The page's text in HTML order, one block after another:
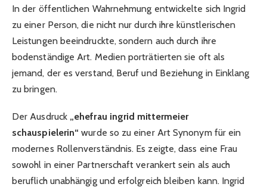
In der öffentlichen Wahrnehmung entwickelte sich Ingrid
zu einer Person, die nicht nur durch ihre künstlerischen
Leistungen beeindruckte, sondern auch durch ihre
bodenständige Art. Medien porträtierten sie oft als
jemand, der es verstand, Beruf und Beziehung in Einklang
zu bringen.
Der Ausdruck „ehefrau ingrid mittermeier
schauspielerin“ wurde so zu einer Art Synonym für ein
modernes Rollenverständnis. Es zeigte, dass eine Frau
sowohl in einer Partnerschaft verankert sein als auch
beruflich unabhängig und erfolgreich bleiben kann. Ingrid